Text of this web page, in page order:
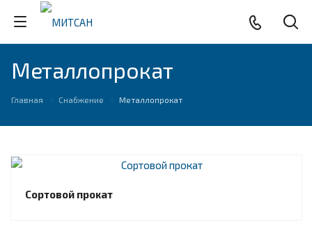
Металлопрокат
Главная Снабжение Металлопрокат
Сортовой прокат